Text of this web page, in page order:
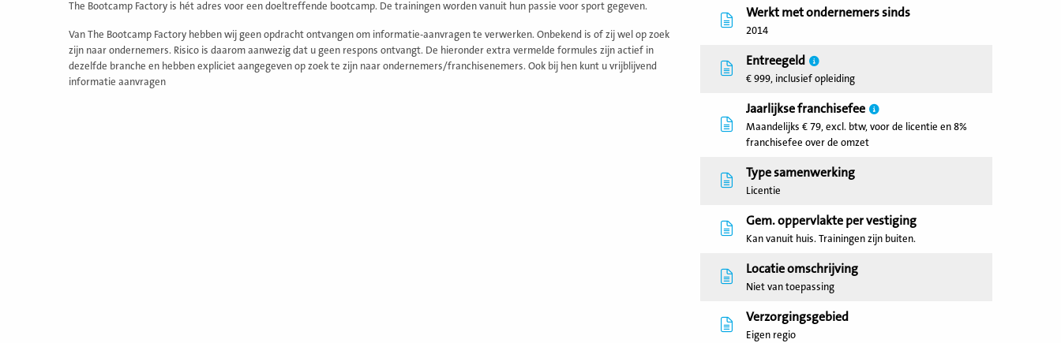
The Bootcamp Factory is hét adres voor een doeltreffende bootcamp. De trainingen worden vanuit hun passie voor sport gegeven.
Van The Bootcamp Factory hebben wij geen opdracht ontvangen om informatie-aanvragen te verwerken. Onbekend is of zij wel op zoek
zijn naar ondernemers. Risico is daarom aanwezig dat u geen respons ontvangt. De hieronder extra vermelde formules zijn actief in
dezelfde branche en hebben expliciet aangegeven op zoek te zijn naar ondernemers/franchisenemers. Ook bij hen kunt u vrijblijvend
informatie aanvragen
Werkt met ondernemers sinds
2014
Entreegeld
€ 999, inclusief opleiding
Jaarlijkse franchisefee
Maandelijks € 79, excl. btw, voor de licentie en 8%
franchisefee over de omzet
Type samenwerking
Licentie
Gem. oppervlakte per vestiging
Kan vanuit huis. Trainingen zijn buiten.
Locatie omschrijving
Niet van toepassing
Verzorgingsgebied
Eigen regio